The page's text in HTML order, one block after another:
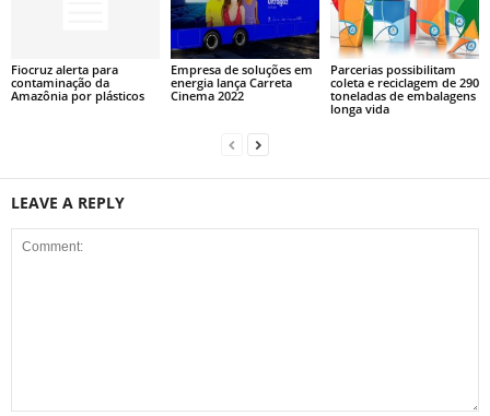
Fiocruz alerta para
contaminação da
Amazônia por plásticos
Empresa de soluções em
energia lança Carreta
Cinema 2022
Parcerias possibilitam
coleta e reciclagem de 290
toneladas de embalagens
longa vida
LEAVE A REPLY